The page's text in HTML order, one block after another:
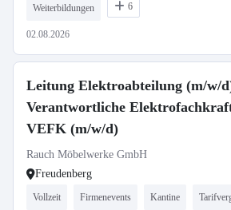
Weiterbildungen 6
02.08.2026
Leitung Elektroabteilung (m/w/
Verantwortliche
VEFK (m/w/d)
Rauch Möbelwerke GmbH
Freudenberg
Vollzeit Firmenevents Kantine